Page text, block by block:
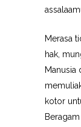
Merasa
hak,
Manusia
kotor